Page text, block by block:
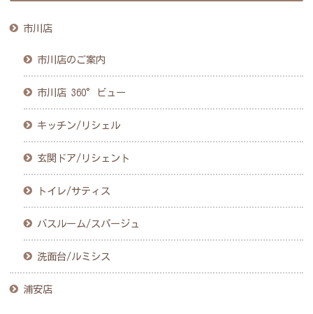
市川店
市川店のご案内
市川店 360°ビュー
キッチン/リシェル
玄関ドア/リシェント
トイレ/サティス
バスルーム/スパージュ
洗面台/ルミシス
浦安店